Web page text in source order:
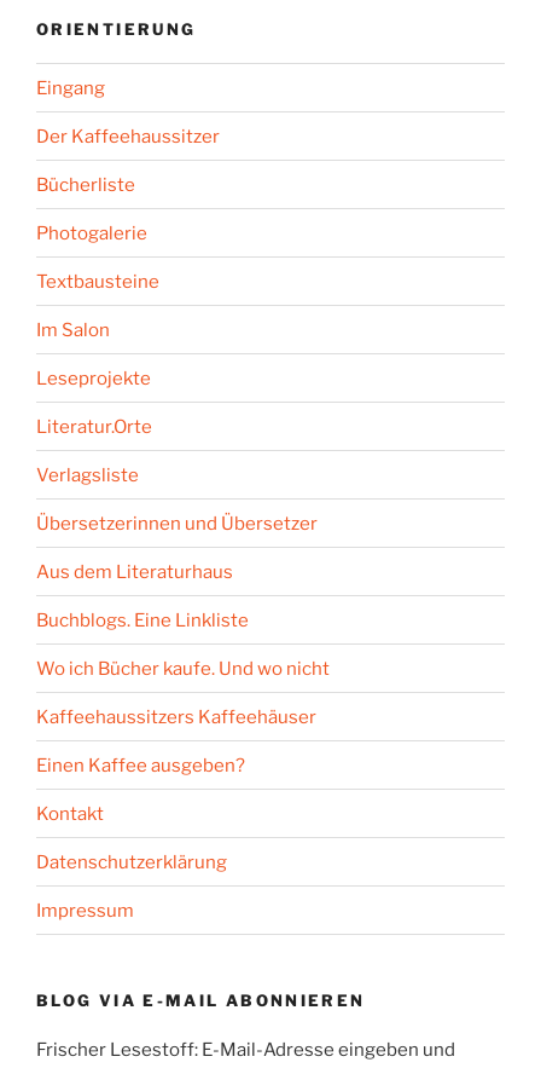
ORIENTIERUNG
Eingang
Der Kaffeehaussitzer
Bücherliste
Photogalerie
Textbausteine
Im Salon
Leseprojekte
Literatur.Orte
Verlagsliste
Übersetzerinnen und Übersetzer
Aus dem Literaturhaus
Buchblogs. Eine Linkliste
Wo ich Bücher kaufe. Und wo nicht
Kaffeehaussitzers Kaffeehäuser
Einen Kaffee ausgeben?
Kontakt
Datenschutzerklärung
Impressum
BLOG VIA E-MAIL ABONNIEREN
Frischer Lesestoff: E-Mail-Adresse eingeben und